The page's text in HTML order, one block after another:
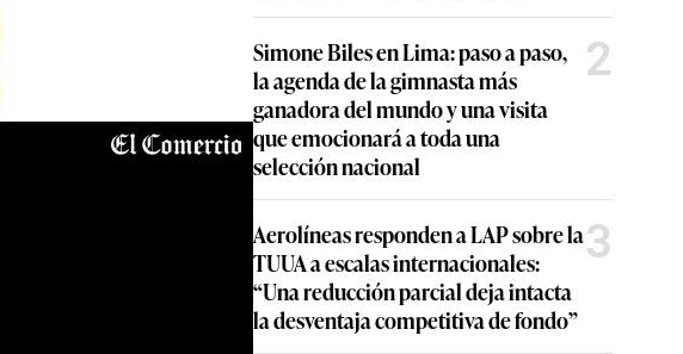
Simone Biles en Lima: paso a paso,
la agenda de la gimnasta más
ganadora del mundo y una visita
que emocionará a toda una
selección nacional
2
Aerolíneas responden a LAP sobre la
TUUA a escalas internacionales:
“Una reducción parcial deja intacta
la desventaja competitiva de fondo”
3